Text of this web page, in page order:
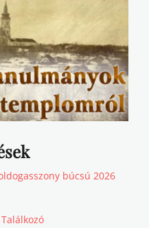
búcsú 2026